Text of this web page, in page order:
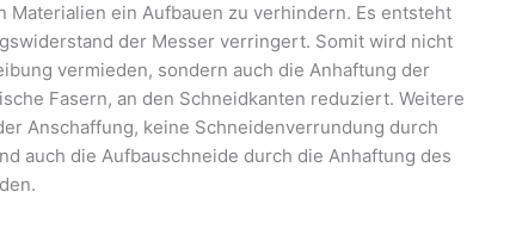
Materialien ein Aufbauen zu verhindern. Es entsteht
der Messer verringert. Somit wird nicht
vermieden, sondern auch die Anhaftung der
Fasern, an den Schneidkanten reduziert. Weitere
Anschaffung, keine Schneidenverrundung durch
auch die Aufbauschneide durch die Anhaftung des